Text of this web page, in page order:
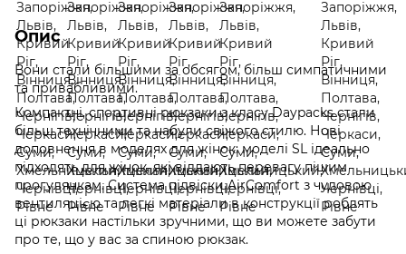
Опис
Вони стали більшими за обсягом, більш симпатичними
та привабливими.
Компактні, спортивні рюкзаки з класу Daypacks стали
більш технічними та набули свіжого стилю. Нові
доповнення в моделях для жінок: моделі SL ідеально
підходять для жінок, які віддають перевагу пішим
прогулянкам. Система підвіски AirComfort з чудовою
вентиляцією та легкі матеріали в конструкції роблять
ці рюкзаки настільки зручними, що ви можете забути
про те, що у вас за спиною рюкзак.